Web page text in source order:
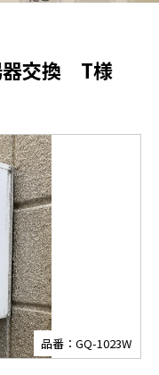
交換 T様
品番：GQ-1023W